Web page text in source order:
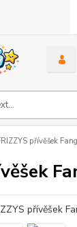
přívěšek